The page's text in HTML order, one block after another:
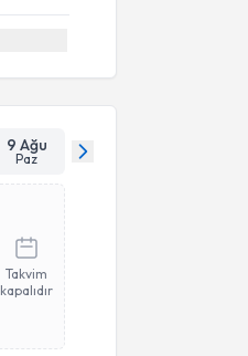
9 Ağu
Paz
Takvim
kapalıdır